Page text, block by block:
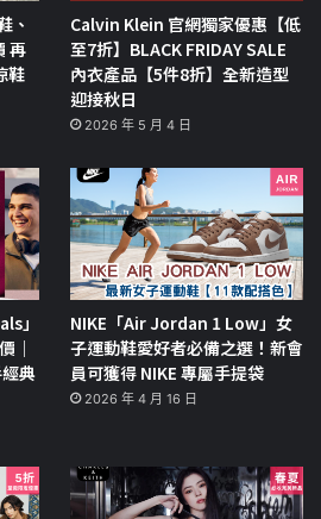
、
再
鞋
Calvin Klein 官網獨家優惠【低
至7折】BLACK FRIDAY SALE
內衣產品【5件8折】全新造型
迎接秋日
2026 年 5 月 4 日
」
｜
典
NIKE「Air Jordan 1 Low」女
子運動鞋愛好者必備之選！新會
員可獲得 NIKE 專屬手提袋
2026 年 4 月 16 日